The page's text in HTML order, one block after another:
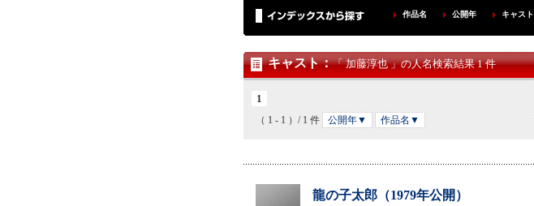
作品名 公開年 キャスト
キャスト：「 加藤淳也 」の人名検索結果 1 件
1
（ 1 - 1 ）/ 1 件 公開年▼ 作品名▼
龍の子太郎（1979年公開）